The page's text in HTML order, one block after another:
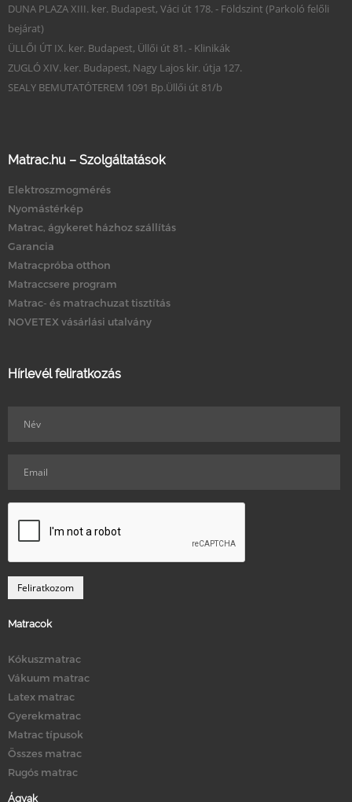
DUNA PLAZA XIII. ker. Budapest, Váci út 178. - Földszint (Parkoló felőli
bejárat)
ÜLLŐI ÚT IX. ker. Budapest, Üllői út 81. - Klinikák
ZUGLÓ XIV. ker. Budapest, Nagy Lajos kir. útja 127.
SEALY BEMUTATÓTEREM 1091 Bp.Üllői út 81/b
Matrac.hu – Szolgáltatások
Elektroszmogmérés
Nyomástérkép
Matrac, ágykeret házhoz szállítás
Garancia
Matracpróba otthon
Matraccsere program
Matrac- és matrachuzat tisztítás
NOVETEX vásárlási utalvány
Hírlevél feliratkozás
Matracok
Kókuszmatrac
Vákuum matrac
Latex matrac
Gyerekmatrac
Matrac típusok
Összes matrac
Rugós matrac
Ágyak